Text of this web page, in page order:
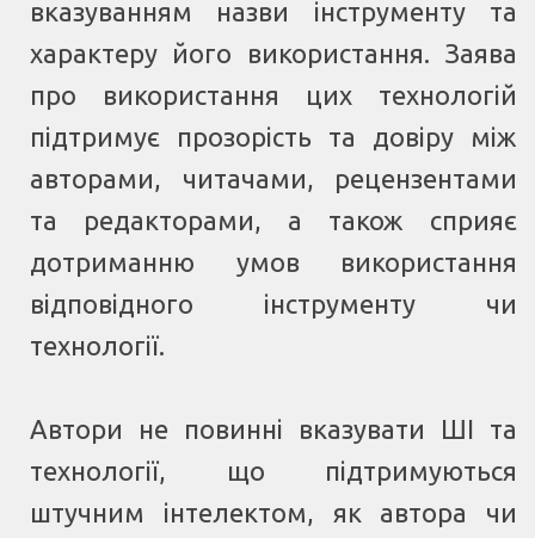
вказуванням назви інструменту та
характеру його використання. Заява
про використання цих технологій
підтримує прозорість та довіру між
авторами, читачами, рецензентами
та редакторами, а також сприяє
дотриманню умов використання
відповідного інструменту чи
технології.
Автори не повинні вказувати ШІ та
технології, що підтримуються
штучним інтелектом, як автора чи